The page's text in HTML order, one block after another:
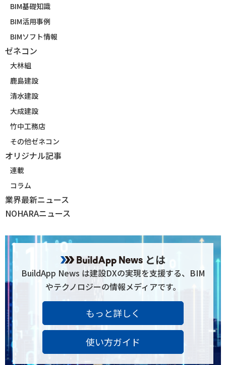
BIM基礎知識
BIM活用事例
BIMソフト情報
ゼネコン
大林組
鹿島建設
清水建設
大成建設
竹中工務店
その他ゼネコン
オリジナル記事
連載
コラム
業界最新ニュース
NOHARAニュース
とは
BuildApp News は建設DXの実現を支援する、BIM
やテクノロジーの情報メディアです。
もっと詳しく
使い方ガイド